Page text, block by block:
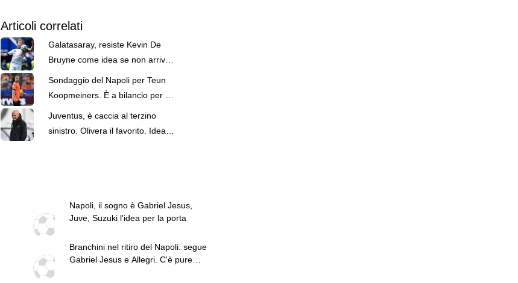
Articoli correlati
Galatasaray, resiste Kevin De
Bruyne come idea se non arriva
Sondaggio del Napoli per Teun
Koopmeiners. È a bilancio per 33
Juventus, è caccia al terzino
sinistro. Olivera il favorito. Idea
Napoli, il sogno è Gabriel Jesus,
Juve, Suzuki l'idea per la porta
Branchini nel ritiro del Napoli: segue
Gabriel Jesus e Allegri. C'è pure